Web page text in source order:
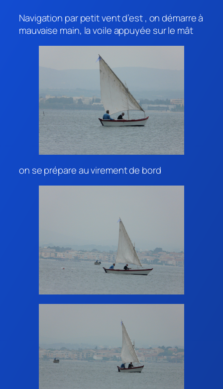
Navigation par petit vent d’est , on démarre à
mauvaise main, la voile appuyée sur le mât
on se prépare au virement de bord